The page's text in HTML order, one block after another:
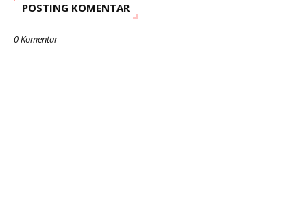
POSTING KOMENTAR
0 Komentar